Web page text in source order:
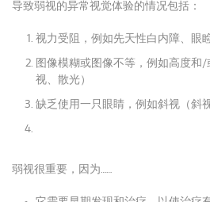
导致弱视的异常视觉体验的情况包括：
视力受阻，例如先天性白内障、眼
图像模糊或图像不等，例如高度和
视、散光）
缺乏使用一只眼睛，例如斜视（斜视
弱视很重要，因为……